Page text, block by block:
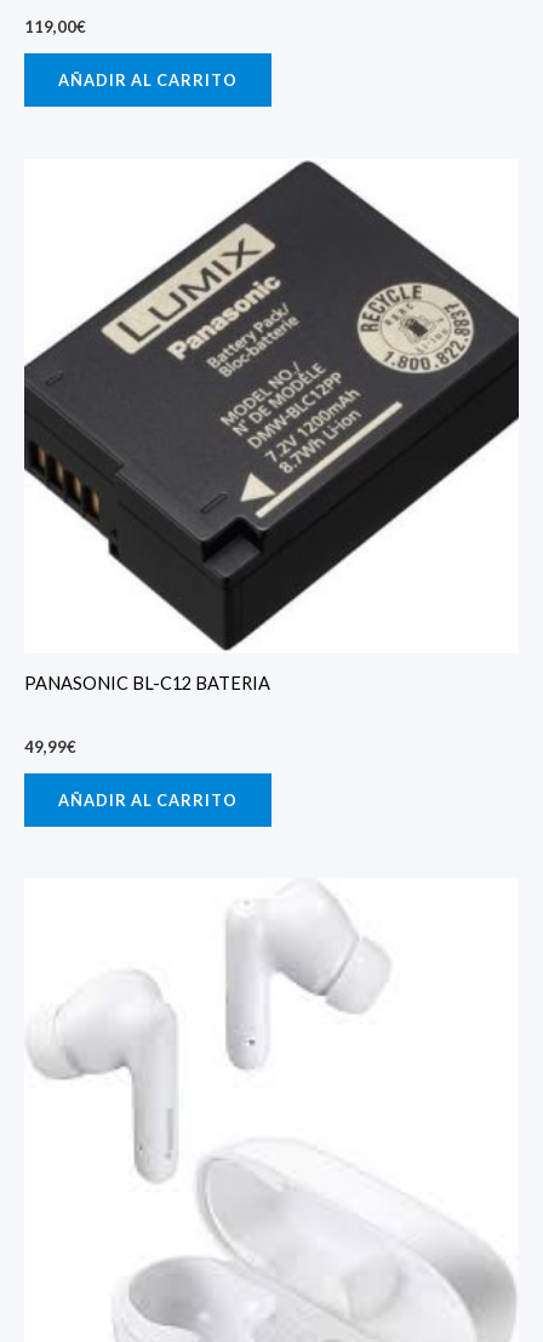
119,00€
AÑADIR AL CARRITO
PANASONIC BL-C12 BATERIA
49,99€
AÑADIR AL CARRITO